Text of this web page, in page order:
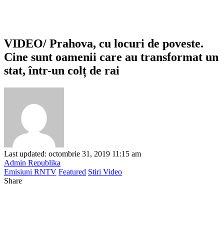
VIDEO/ Prahova, cu locuri de poveste.
Cine sunt oamenii care au transformat un
stat, într-un colț de rai
Last updated: octombrie 31, 2019 11:15 am
Admin Republika
Emisiuni RNTV Featured Stiri Video
Share